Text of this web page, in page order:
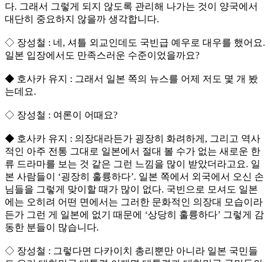
다. 그래서 그렇게 되지 않도록 관리해 나가는 것이 양국에서
대단히 중요하지 않을까 생각합니다.
◇ 장성철 : 네, 셔틀 외교인데도 국빈급 예우로 대우를 했어요.
일본 입장에서도 만족스러운 수준이었을까요?
◆ 호사카 유지 : 그래서 일본 쪽의 뉴스를 어제 저도 몇 개 봤
는데요.
◇ 장성철 : 여론이 어때요?
◆ 호사카 유지 : 의장대라든가 굉장히 화려하게, 그리고 역사
적인 아주 전통 그대로 일본에서 절대 볼 수가 없는 새로운 한
류 드라마를 보는 것 같은 그런 느낌을 많이 받았더라고요. 일
본 사람들이 ‘굉장히 훌륭하다’. 일본 쪽에서 외국에서 오신 손
님들을 그렇게 맞이할 때가 많이 없다. 국빈으로 모셔도 일본
에는 오히려 어떤 면에서는 그러한 문화적인 의장대 모습이라
든가 그런 게 일본에 없기 때문에 ‘상당히 훌륭하다’ 그렇게 감
동한 분들이 많습니다.
◇ 장성철 : 그렇다면 다카이치 총리뿐만 아니라 일본 국민들